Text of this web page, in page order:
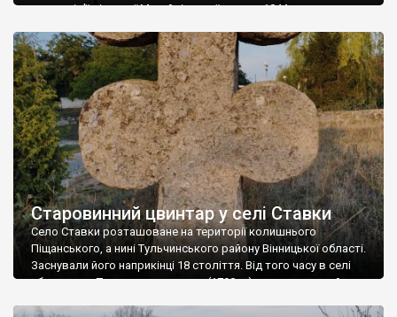
на подвір’ї місцевої Михайлівської церкви 1844 року
церква, зведена 1728 року. Цей хрест, переламаний навпіл,
довгий час лежав на подвір’ї церкви і лише нещодавно […]
Старовинний цвинтар у селі Ставки
Село Ставки розташоване на території колишнього
Піщанського, а нині Тульчинського району Вінницької області.
Заснували його наприкінці 18 століття. Від того часу в селі
збереглася Покровська церква (1790 р.) та старовинний